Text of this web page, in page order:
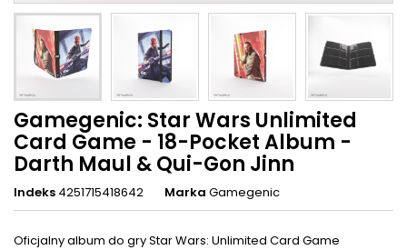
Gamegenic: Star Wars Unlimited
Card Game - 18-Pocket Album -
Darth Maul & Qui-Gon Jinn
Indeks 4251715418642 Marka Gamegenic
Oficjalny album do gry Star Wars: Unlimited Card Game